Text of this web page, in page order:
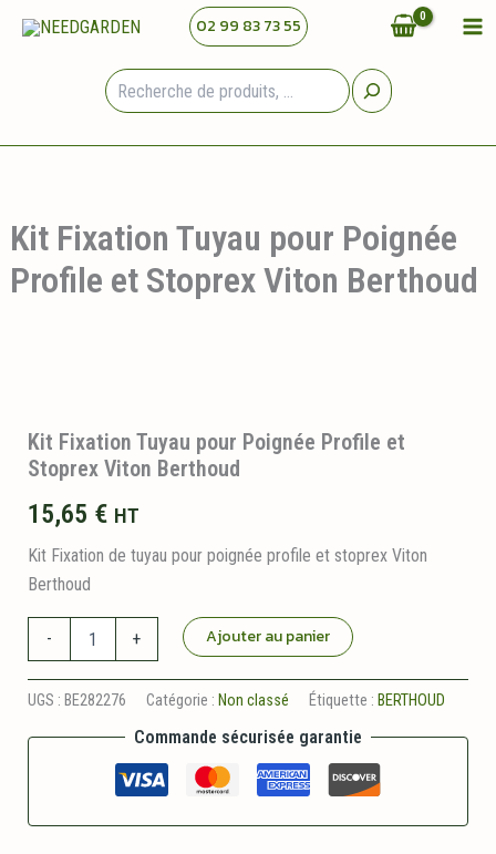
02 99 83 73 55
Kit Fixation Tuyau pour Poignée
Profile et Stoprex Viton Berthoud
Kit Fixation Tuyau pour Poignée Profile et
Stoprex Viton Berthoud
15,65 € HT
Kit Fixation de tuyau pour poignée profile et stoprex Viton
Berthoud
-
Fixation
pour
Stoprex
+ Ajouter au panier
UGS : BE282276 Catégorie : Non classé Étiquette : BERTHOUD
Commande sécurisée garantie